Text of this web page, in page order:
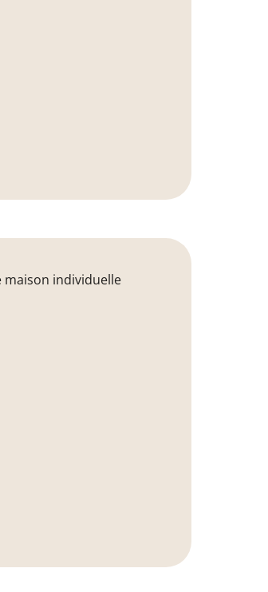
maison individuelle